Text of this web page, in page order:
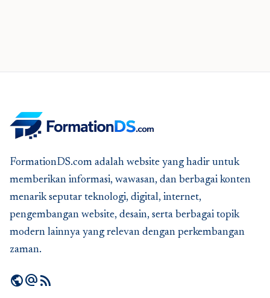
FormationDS.com adalah website yang hadir untuk
memberikan informasi, wawasan, dan berbagai konten
menarik seputar teknologi, digital, internet,
pengembangan website, desain, serta berbagai topik
modern lainnya yang relevan dengan perkembangan
zaman.
publicalternate_emailrss_feed